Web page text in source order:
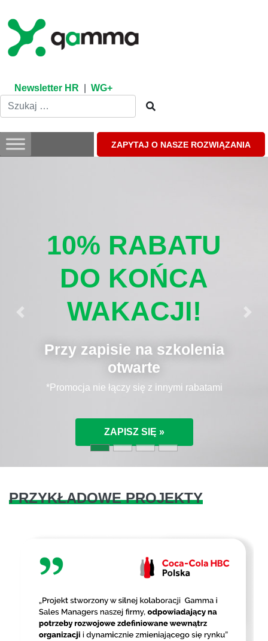
content
Newsletter HR WG+
ZAPYTAJ O NASZE ROZWIĄZANIA
10% RABATU
DO KOŃCA
WAKACJI!
Przy zapisie na szkolenia
otwarte
*Promocja nie łączy się z innymi rabatami
ZAPISZ SIĘ »
Previous
PRZYKŁADOWE PROJEKTY